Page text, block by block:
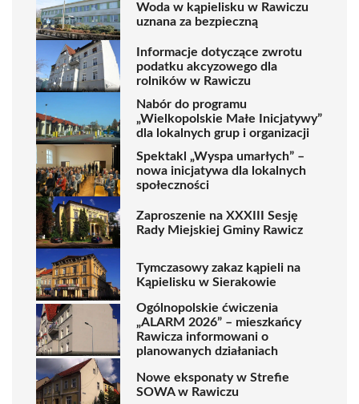
Woda w kąpielisku w Rawiczu
uznana za bezpieczną
Informacje dotyczące zwrotu
podatku akcyzowego dla
rolników w Rawiczu
Nabór do programu
„Wielkopolskie Małe Inicjatywy”
dla lokalnych grup i organizacji
Spektakl „Wyspa umarłych” –
nowa inicjatywa dla lokalnych
społeczności
Zaproszenie na XXXIII Sesję
Rady Miejskiej Gminy Rawicz
Tymczasowy zakaz kąpieli na
Kąpielisku w Sierakowie
Ogólnopolskie ćwiczenia
„ALARM 2026” – mieszkańcy
Rawicza informowani o
planowanych działaniach
Nowe eksponaty w Strefie
SOWA w Rawiczu